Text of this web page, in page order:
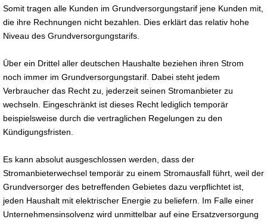
Somit tragen alle Kunden im Grundversorgungstarif jene Kunden mit,
die ihre Rechnungen nicht bezahlen. Dies erklärt das relativ hohe
Niveau des Grundversorgungstarifs.
Über ein Drittel aller deutschen Haushalte beziehen ihren Strom
noch immer im Grundversorgungstarif. Dabei steht jedem
Verbraucher das Recht zu, jederzeit seinen Stromanbieter zu
wechseln. Eingeschränkt ist dieses Recht lediglich temporär
beispielsweise durch die vertraglichen Regelungen zu den
Kündigungsfristen.
Es kann absolut ausgeschlossen werden, dass der
Stromanbieterwechsel temporär zu einem Stromausfall führt, weil der
Grundversorger des betreffenden Gebietes dazu verpflichtet ist,
jeden Haushalt mit elektrischer Energie zu beliefern. Im Falle einer
Unternehmensinsolvenz wird unmittelbar auf eine Ersatzversorgung